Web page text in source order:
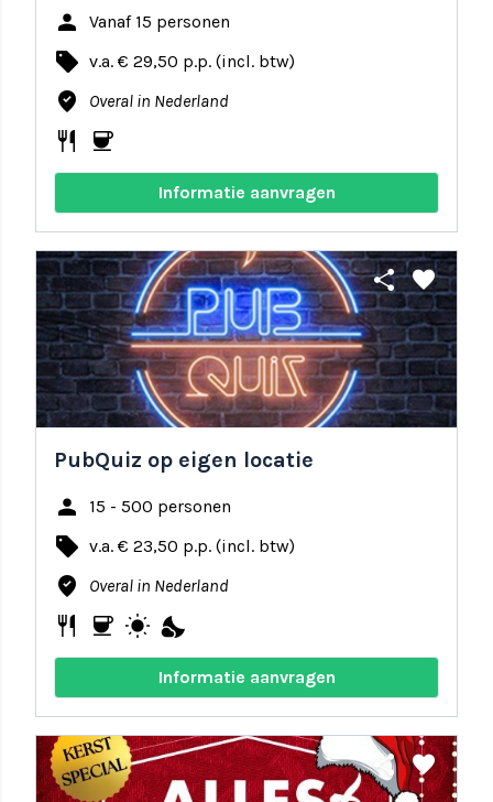
person Vanaf 15 personen
local_offer v.a. € 29,50 p.p. (incl. btw)
where_to_vote Overal in Nederland
restaurant coffee
Informatie aanvragen
share favorite
PubQuiz op eigen locatie
person 15 - 500 personen
local_offer v.a. € 23,50 p.p. (incl. btw)
where_to_vote Overal in Nederland
restaurant coffee wb_sunny nights_stay
Informatie aanvragen
share favorite